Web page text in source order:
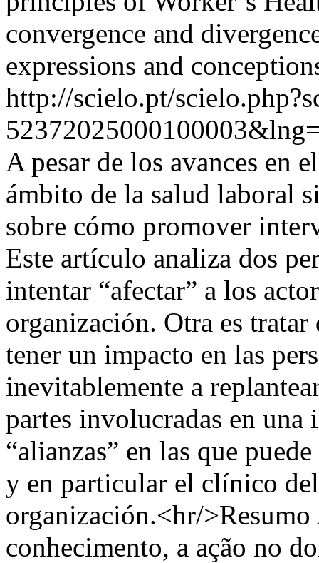
convergence and
expressions and
http://scielo.pt/
A pesar de los avances en
ámbito de la salud laboral
sobre cómo promover
Este artículo analiza dos
intentar “afectar” a los
organización. Otra es
tener un impacto en las
inevitablemente a
partes involucradas en
“alianzas” en las que
y en particular el clínico
organización.<hr/>Resumo
conhecimento, a ação no